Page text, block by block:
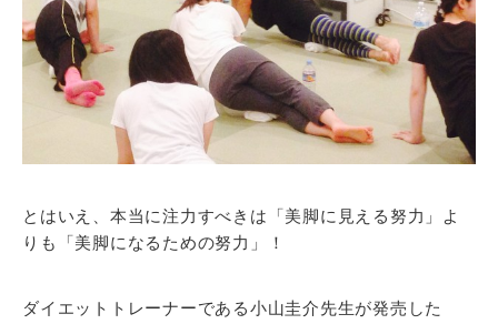
とはいえ、本当に注力すべきは「美脚に見える努力」よ
りも「美脚になるための努力」！
ダイエットトレーナーである小山圭介先生が発売した